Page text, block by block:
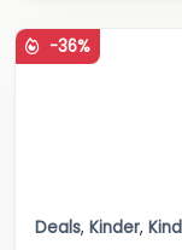
-36%
Deals, Kinder,